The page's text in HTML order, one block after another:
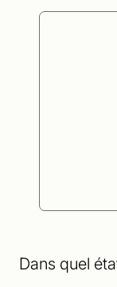
Dans quel